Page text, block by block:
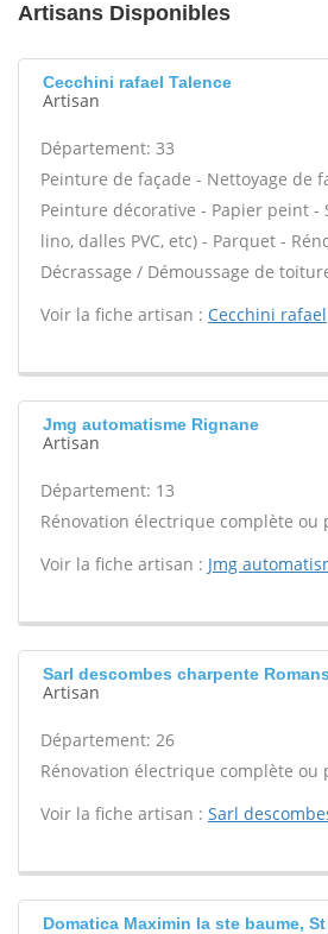
Artisans Disponibles
Cecchini rafael Talence
Artisan
Département: 33
Peinture de façade - Nettoyage de
Peinture décorative - Papier peint -
lino, dalles PVC, etc) - Parquet -
Décrassage / Démoussage de
Voir la fiche artisan : Cecchini rafael
Jmg automatisme Rignane
Artisan
Département: 13
Rénovation électrique complète ou
Voir la fiche artisan : Jmg
Sarl descombes charpente
Artisan
Département: 26
Rénovation électrique complète ou
Voir la fiche artisan : Sarl
Domatica Maximin la ste baume,